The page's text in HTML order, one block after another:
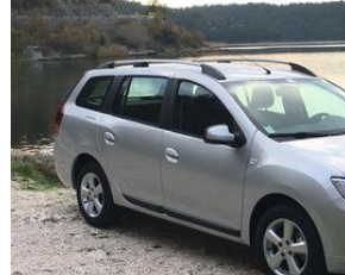
Electriques
Utilitaires
Flottes
Auto
Services